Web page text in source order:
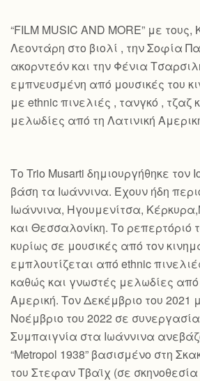
“FILM MUSIC AND MORE” με τους,
Λεοντάρη στο βιολί , την Σοφία
ακορντεόν και την Φένια
εμπνευσμένη από μουσικές του
με ethnic πινελιές , τανγκό , τζαζ
μελωδίες από τη Λατινική
Το Trio Musarti δημιουργήθηκε τον
βάση τα Ιωάννινα. Έχουν ήδη
Ιωάννινα, Ηγουμενίτσα,
και Θεσσαλονίκη. Το ρεπερτόριό
κυρίως σε μουσικές από τον
εμπλουτίζεται από ethnic
καθώς και γνωστές μελωδίες από
Αμερική. Τον Δεκέμβριο του 2021
Νοέμβριο του 2022 σε
Συμπαιγνία στα Ιωάννινα
“Metropol 1938” βασισμένο στη
του Στεφαν Τβαϊχ (σε